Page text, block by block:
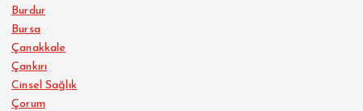
Burdur
Bursa
Çanakkale
Çankırı
Cinsel Sağlık
Çorum